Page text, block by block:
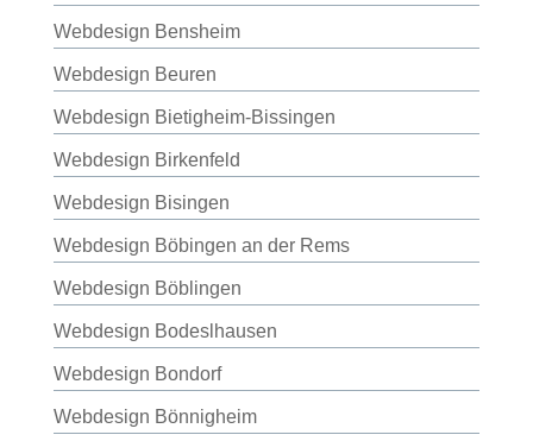
Webdesign Bensheim
Webdesign Beuren
Webdesign Bietigheim-Bissingen
Webdesign Birkenfeld
Webdesign Bisingen
Webdesign Böbingen an der Rems
Webdesign Böblingen
Webdesign Bodeslhausen
Webdesign Bondorf
Webdesign Bönnigheim